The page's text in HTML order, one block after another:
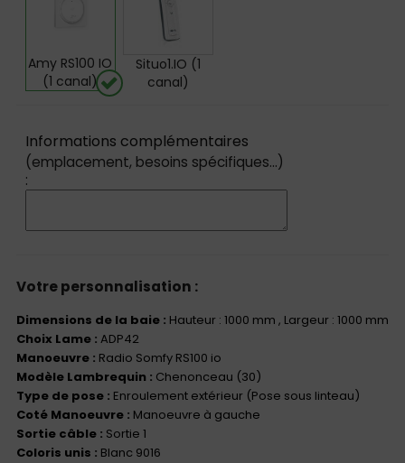
Amy RS100 IO
(1 canal)
Situo1.IO (1
canal)
Informations complémentaires
(emplacement, besoins spécifiques...)
:
Votre personnalisation :
Dimensions de la baie : Hauteur : 1000 mm , Largeur : 1000 mm
Choix Lame : ADP42
Manoeuvre : Radio Somfy RS100 io
Modèle Lambrequin : Chenonceau (30)
Type de pose : Enroulement extérieur (Pose sous linteau)
Coté Manoeuvre : Manoeuvre à gauche
Sortie câble : Sortie 1
Coloris unis : Blanc 9016